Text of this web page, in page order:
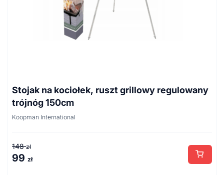
Stojak na kociołek, ruszt grillowy regulowany
trójnóg 150cm
Koopman International
148zł
Pierwotna
99 zł
Aktualna